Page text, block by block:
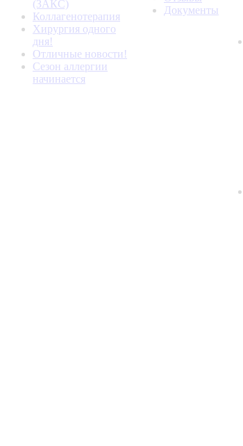
(ЗАКС)
Коллагенотерапия
Хирургия одного
дня!
Отличные новости!
Сезон аллергии
начинается
Документы